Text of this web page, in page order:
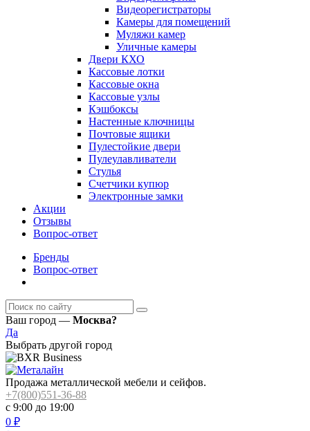
Видеорегистраторы
Камеры для помещений
Муляжи камер
Уличные камеры
Двери КХО
Кассовые лотки
Кассовые окна
Кассовые узлы
Кэшбоксы
Настенные ключницы
Почтовые ящики
Пулестойкие двери
Пулеулавливатели
Стулья
Счетчики купюр
Электронные замки
Акции
Отзывы
Вопрос-ответ
Бренды
Вопрос-ответ
Ваш город — Москва?
Да
Выбрать другой город
Продажа металлической мебели и сейфов.
+7(800)551-36-88
с 9:00 до 19:00
0 ₽